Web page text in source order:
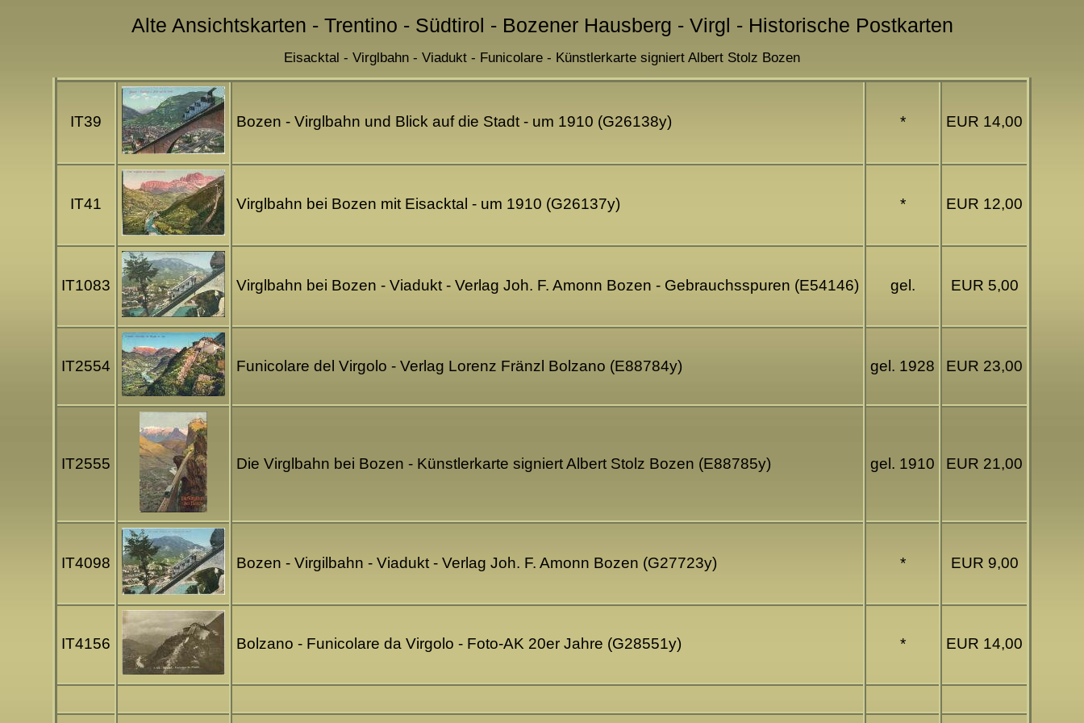
Alte Ansichtskarten - Trentino - Südtirol - Bozener Hausberg - Virgl - Historische Postkarten
Eisacktal - Virglbahn - Viadukt - Funicolare - Künstlerkarte signiert Albert Stolz Bozen
IT39 Bozen - Virglbahn und Blick auf die Stadt - um 1910 (G26138y) * EUR 14,00
IT41 Virglbahn bei Bozen mit Eisacktal - um 1910 (G26137y) * EUR 12,00
IT1083 Virglbahn bei Bozen - Viadukt - Verlag Joh. F. Amonn Bozen - Gebrauchsspuren (E54146) gel. EUR 5,00
IT2554 Funicolare del Virgolo - Verlag Lorenz Fränzl Bolzano (E88784y) gel. 1928 EUR 23,00
IT2555 Die Virglbahn bei Bozen - Künstlerkarte signiert Albert Stolz Bozen (E88785y) gel. 1910 EUR 21,00
IT4098 Bozen - Virgilbahn - Viadukt - Verlag Joh. F. Amonn Bozen (G27723y) * EUR 9,00
IT4156 Bolzano - Funicolare da Virgolo - Foto-AK 20er Jahre (G28551y) * EUR 14,00